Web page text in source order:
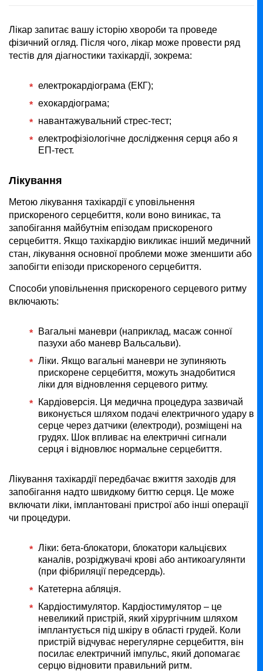
Лікар запитає вашу історію хвороби та проведе
фізичний огляд. Після чого, лікар може провести ряд
тестів для діагностики тахікардії, зокрема:
електрокардіограма (ЕКГ);
ехокардіограма;
навантажувальний стрес-тест;
електрофізіологічне дослідження серця або я
ЕП-тест.
Лікування
Метою лікування тахікардії є уповільнення
прискореного серцебиття, коли воно виникає, та
запобігання майбутнім епізодам прискореного
серцебиття. Якщо тахікардію викликає інший медичний
стан, лікування основної проблеми може зменшити або
запобігти епізоди прискореного серцебиття.
Способи уповільнення прискореного серцевого ритму
включають:
Вагальні маневри (наприклад, масаж сонної
пазухи або маневр Вальсальви).
Ліки. Якщо вагальні маневри не зупиняють
прискорене серцебиття, можуть знадобитися
ліки для відновлення серцевого ритму.
Кардіоверсія. Ця медична процедура зазвичай
виконується шляхом подачі електричного удару в
серце через датчики (електроди), розміщені на
грудях. Шок впливає на електричні сигнали
серця і відновлює нормальне серцебиття.
Лікування тахікардії передбачає вжиття заходів для
запобігання надто швидкому биттю серця. Це може
включати ліки, імплантовані пристрої або інші операції
чи процедури.
Ліки: бета-блокатори, блокатори кальцієвих
каналів, розріджувачі крові або антикоагулянти
(при фібриляції передсердь).
Катетерна абляція.
Кардіостимулятор. Кардіостимулятор – це
невеликий пристрій, який хірургічним шляхом
імплантується під шкіру в області грудей. Коли
пристрій відчуває нерегулярне серцебиття, він
посилає електричний імпульс, який допомагає
серцю відновити правильний ритм.